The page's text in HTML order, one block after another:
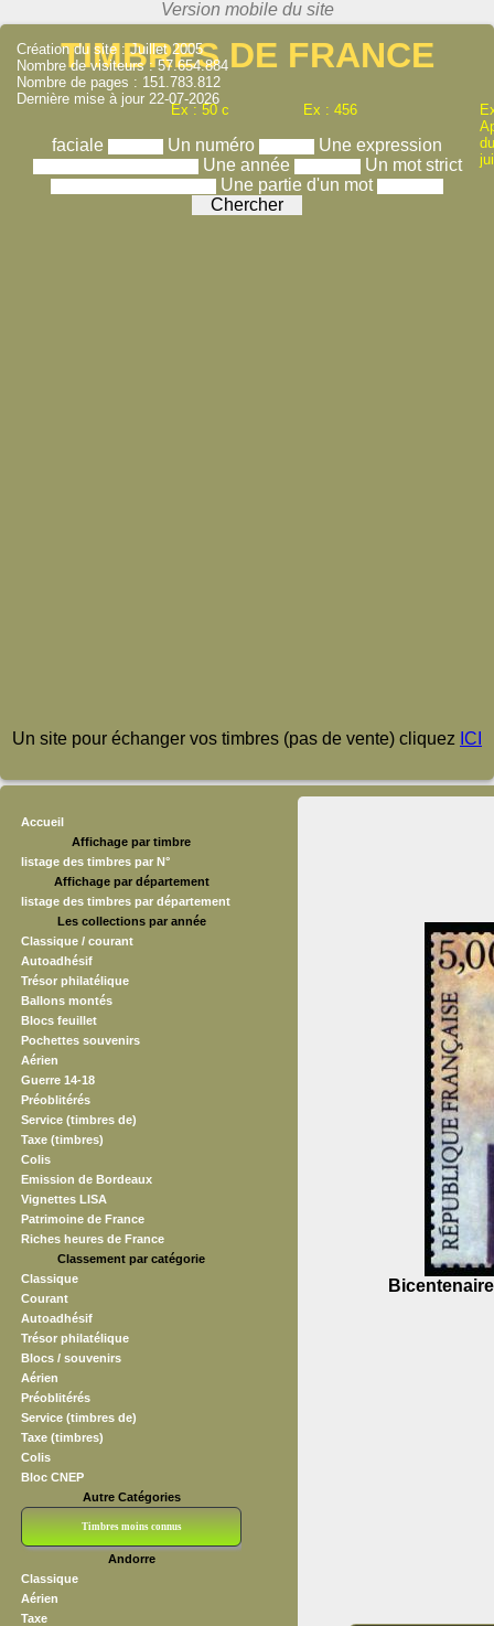
TIMBRES DE FRANCE
Ex : 50 c Ex : 456
faciale Un numéro
Une expression
Une année
Un mot strict
Une partie d'un mot
Création du site : Juillet 2005
Nombre de visiteurs : 57.654.884
Nombre de pages : 151.783.812
Dernière mise à jour 22-07-2026
Un site pour échanger vos timbres (pas de vente) cliquez ICI
Accueil
Affichage par timbre
listage des timbres par N°
Affichage par département
listage des timbres par département
Les collections par année
Classique / courant
Autoadhésif
Trésor philatélique
Ballons montés
Blocs feuillet
Pochettes souvenirs
Aérien
Guerre 14-18
Préoblitérés
Service (timbres de)
Taxe (timbres)
Colis
Emission de Bordeaux
Vignettes LISA
Patrimoine de France
Riches heures de France
Classement par catégorie
Classique
Courant
Autoadhésif
Trésor philatélique
Blocs / souvenirs
Aérien
Préoblitérés
Service (timbres de)
Taxe (timbres)
Colis
Bloc CNEP
Autre Catégories
Timbres moins connus
Andorre
Classique
Aérien
Taxe